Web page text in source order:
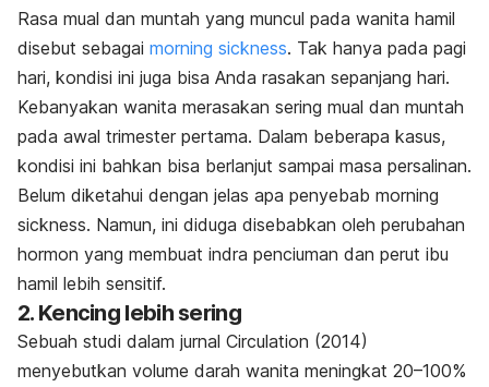
Rasa mual dan muntah yang muncul pada wanita hamil
disebut sebagai morning sickness. Tak hanya pada pagi
hari, kondisi ini juga bisa Anda rasakan sepanjang hari.
Kebanyakan wanita merasakan sering mual dan muntah
pada awal trimester pertama. Dalam beberapa kasus,
kondisi ini bahkan bisa berlanjut sampai masa persalinan.
Belum diketahui dengan jelas apa penyebab morning
sickness. Namun, ini diduga disebabkan oleh perubahan
hormon yang membuat indra penciuman dan perut ibu
hamil lebih sensitif.
2. Kencing lebih sering
Sebuah studi dalam jurnal Circulation (2014)
menyebutkan volume darah wanita meningkat 20–100%